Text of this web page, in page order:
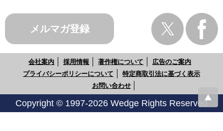
メルマガ登録
会社案内 採用情報 著作権について
広告のご案内
プライバシーポリシーについて
特定商取引法に基づく表示
お問い合わせ
Copyright © 1997-2026 Wedge Rights Reserved